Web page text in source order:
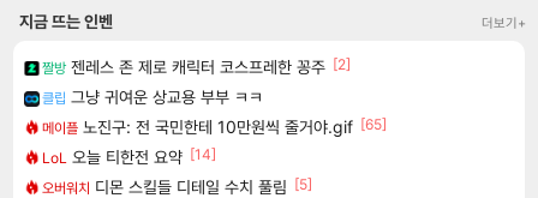
지금 뜨는 인벤 더보기+
짤방 젠레스 존 제로 캐릭터 코스프레한 꽁주 [2]
클립 그냥 귀여운 상교용 부부 ㅋㅋ
메이플 노진구: 전 국민한테 10만원씩 줄거야.gif [65]
LoL 오늘 티한전 요약 [14]
오버워치 디몬 스킬들 디테일 수치 풀림 [5]